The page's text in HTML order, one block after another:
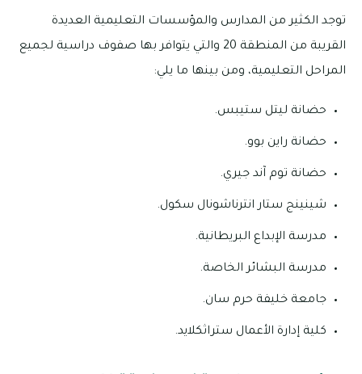
توجد الكثير من المدارس والمؤسسات التعليمية العديدة
القريبة من المنطقة 20 والتي يتوافر بها صفوف دراسية لجميع
المراحل التعليمية، ومن بينها ما يلي:
حضانة ليتل ستيبس.
حضانة راين بوو.
حضانة توم آند جيري.
شينينج ستار انترناشونال سكول.
مدرسة الإبداع البريطانية.
مدرسة البشائر الخاصة.
جامعة خليفة حرم سان.
كلية إدارة الأعمال ستراثكلايد.